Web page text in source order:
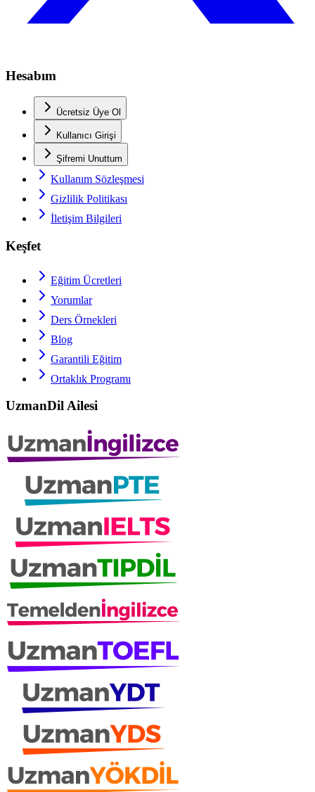
Hesabım
Ücretsiz Üye Ol
Kullanıcı Girişi
Şifremi Unuttum
Kullanım Sözleşmesi
Gizlilik Politikası
İletişim Bilgileri
Keşfet
Eğitim Ücretleri
Yorumlar
Ders Örnekleri
Blog
Garantili Eğitim
Ortaklık Programı
UzmanDil Ailesi